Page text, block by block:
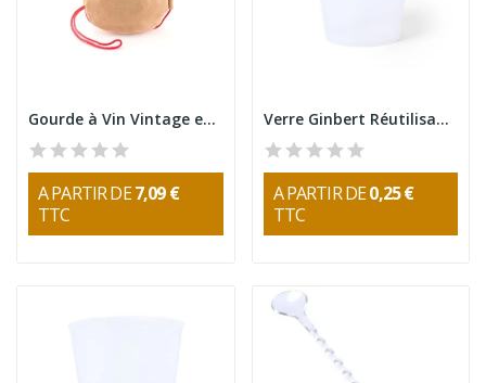
Gourde à Vin Vintage en Cuir 1L
A PARTIR DE7,09 €
TTC
Verre Ginbert Réutilisable 500ml
A PARTIR DE0,25 €
TTC